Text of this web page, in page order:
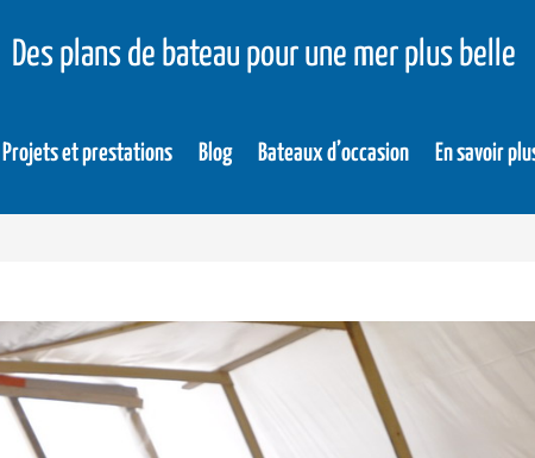
Des plans de bateau pour une mer plus belle
Projets et prestations Blog Bateaux d’occasion En savoir